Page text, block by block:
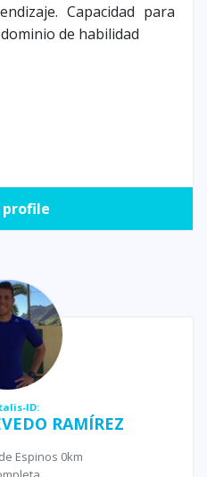
Capacidad para
de habilidad
profile
ID:
RAMÍREZ
Espinos 0km